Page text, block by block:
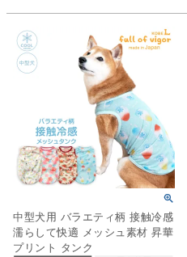
中型犬用 バラエティ柄 接触冷感
濡らして快適 メッシュ素材 昇華
プリント タンク